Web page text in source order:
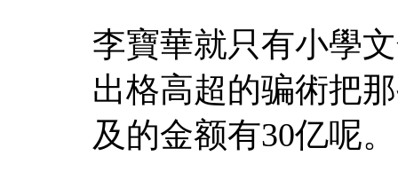
李寶華就只有小學
出格高超的骗術把
及的金额有30亿呢。